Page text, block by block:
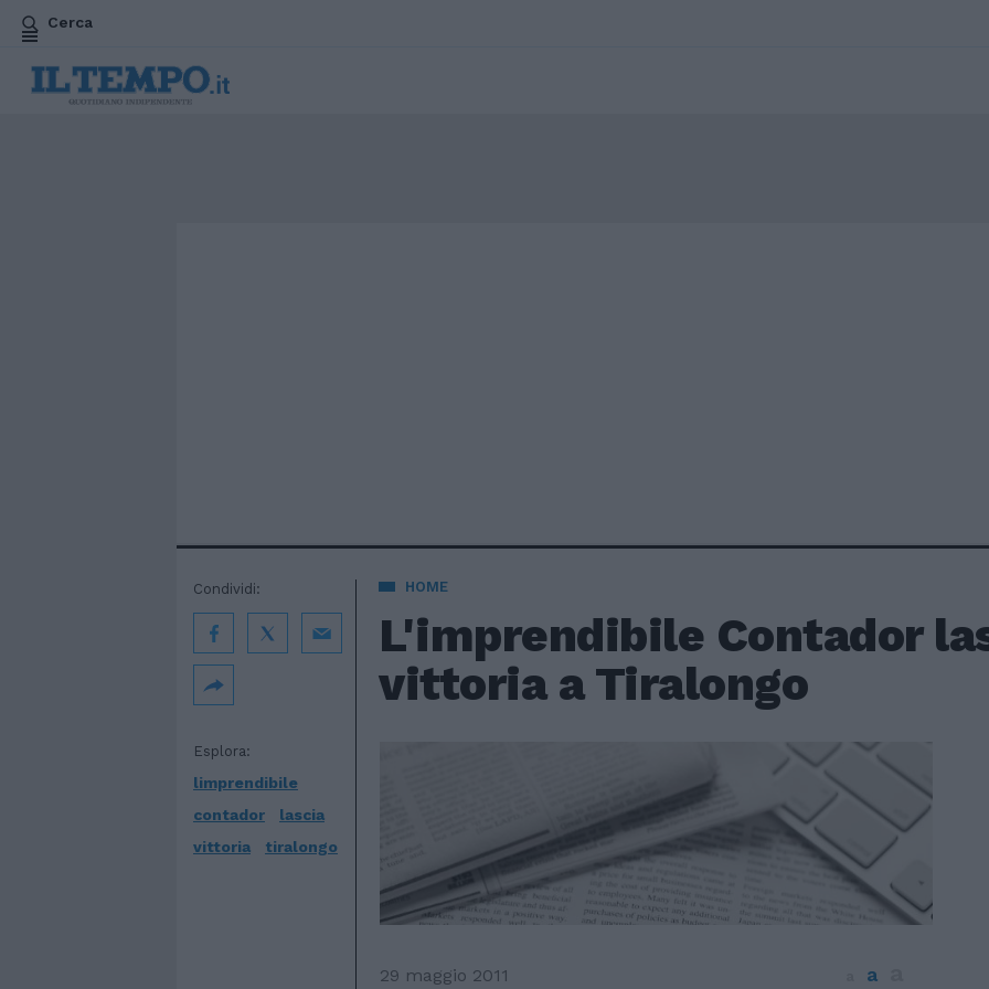
Cerca
HOME
L'imprendibile Contador
vittoria a Tiralongo
Esplora:
limprendibile
contador
lascia
vittoria
tiralongo
Condividi:
29 maggio 2011 a